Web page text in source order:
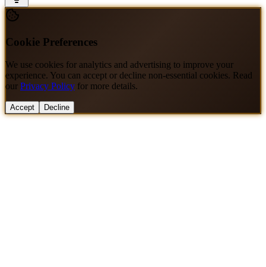
Cookie Preferences
We use cookies for analytics and advertising to improve your
experience. You can accept or decline non-essential cookies. Read
our Privacy Policy for more details.
Accept Decline